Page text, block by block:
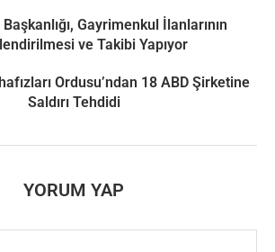
Gayrimenkul İlanlarının
ve Takibi Yapıyor
Ordusu’ndan 18 ABD Şirketine
Saldırı Tehdidi
YORUM YAP